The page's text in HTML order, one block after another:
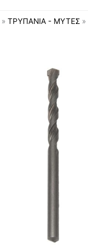
» ΤΡΥΠΆΝΙΑ - ΜΎΤΕΣ »